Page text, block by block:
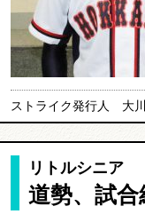
ストライク発行人 大川
リトルシニア
道勢、試合